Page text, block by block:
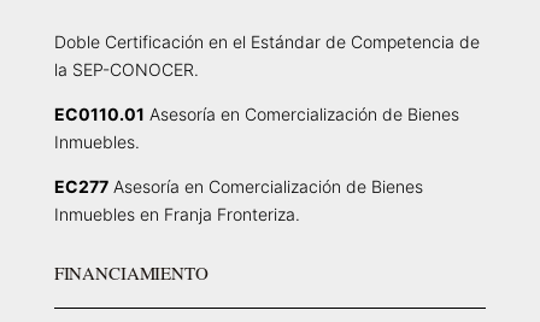
Doble Certificación en el Estándar de Competencia de
la SEP-CONOCER.
EC0110.01 Asesoría en Comercialización de Bienes
Inmuebles.
EC277Asesoría en Comercialización de Bienes
Inmuebles en Franja Fronteriza.
FINANCIAMIENTO